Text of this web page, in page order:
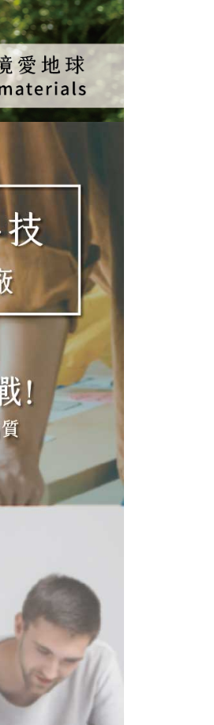
。若發現惡意使用之情
使用額度並採取法律行